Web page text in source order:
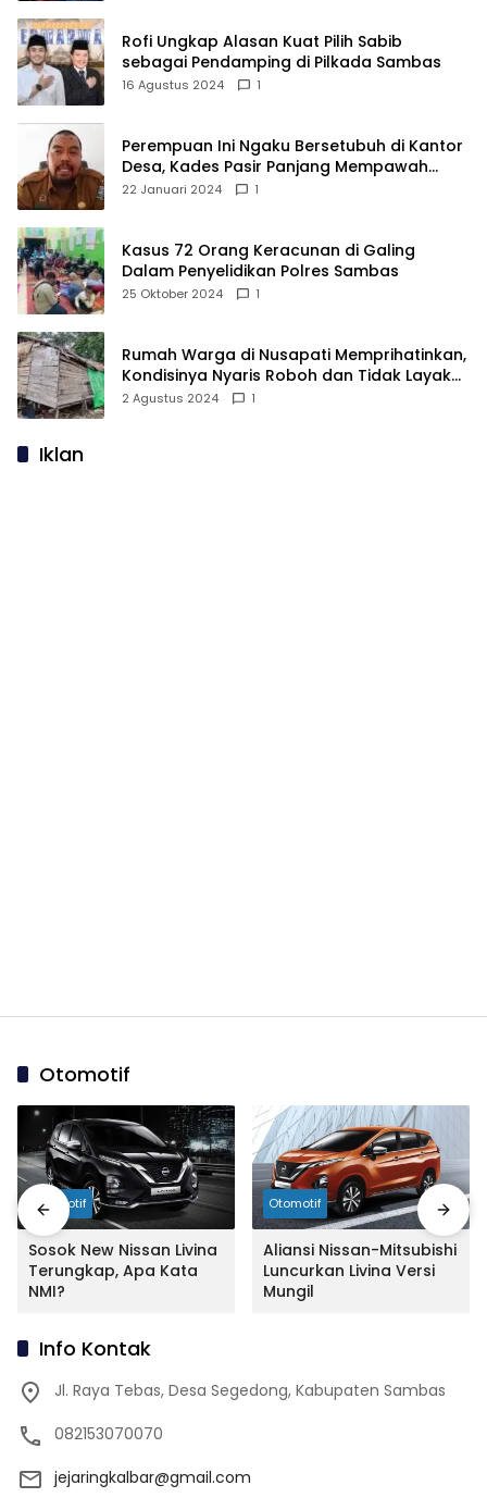
Rofi Ungkap Alasan Kuat Pilih Sabib
sebagai Pendamping di Pilkada Sambas
16 Agustus 2024 1
Perempuan Ini Ngaku Bersetubuh di Kantor
Desa, Kades Pasir Panjang Mempawah
Membantah: Silakan Buktikan!
22 Januari 2024 1
Kasus 72 Orang Keracunan di Galing
Dalam Penyelidikan Polres Sambas
25 Oktober 2024 1
Rumah Warga di Nusapati Memprihatinkan,
Kondisinya Nyaris Roboh dan Tidak Layak
Huni
2 Agustus 2024 1
Iklan
Otomotif
Otomotif
Sosok New Nissan Livina
Terungkap, Apa Kata
NMI?
Otomotif
Aliansi Nissan-Mitsubishi
Luncurkan Livina Versi
Mungil
Info Kontak
Jl. Raya Tebas, Desa Segedong, Kabupaten Sambas
082153070070
jejaringkalbar@gmail.com